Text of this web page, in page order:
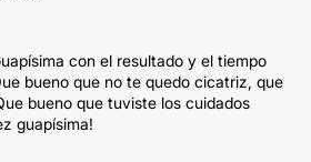
con el resultado y el tiempo
bueno que no te quedo cicatriz, que
bueno que tuviste los cuidados
guapísima!